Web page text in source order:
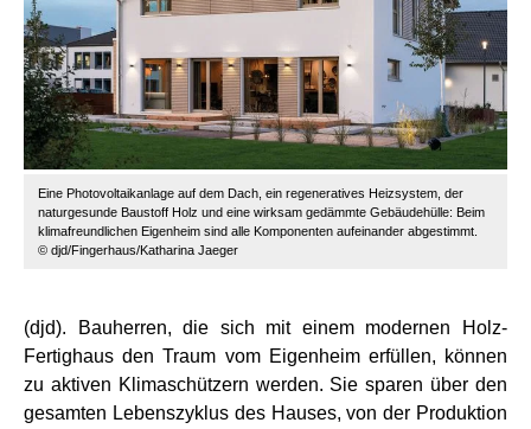
Eine Photovoltaikanlage auf dem Dach, ein regeneratives Heizsystem, der
naturgesunde Baustoff Holz und eine wirksam gedämmte Gebäudehülle: Beim
klimafreundlichen Eigenheim sind alle Komponenten aufeinander abgestimmt.
© djd/Fingerhaus/Katharina Jaeger
(djd). Bauherren, die sich mit einem modernen Holz-
Fertighaus den Traum vom Eigenheim erfüllen, können
zu aktiven Klimaschützern werden. Sie sparen über den
gesamten Lebenszyklus des Hauses, von der Produktion